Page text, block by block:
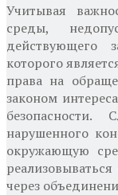
Учитывая
среды,
действующего
которого
права на
законом
безопасности.
нарушенного
окружающую
через